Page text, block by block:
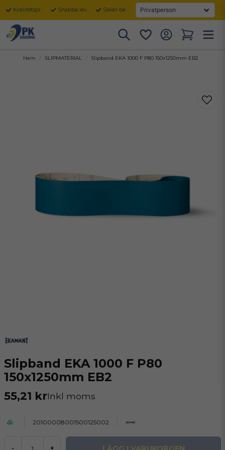
Kvalitetsprodukter Snabba leveranser Säker betalning
Hem SLIPMATERIAL Slipband EKA 1000 F P80 150x1250mm EB2
Slipband EKA 1000 F P80
150x1250mm EB2
55,21 krInkl moms
20100008001500125002
- +